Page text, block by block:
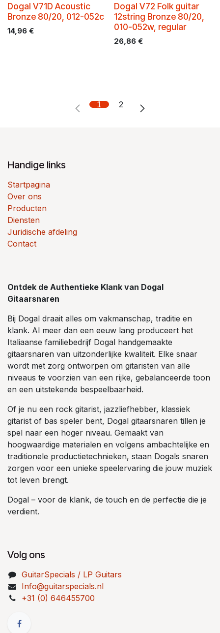
Dogal V71D Acoustic
Bronze 80/20, 012-052c
14,96 €
Dogal V72 Folk guitar
12string Bronze 80/20,
010-052w, regular
26,86€
1 2
Handige links
Startpagina
Over ons
Producten
Diensten
Juridische afdeling
Contact
Ontdek de Authentieke Klank van Dogal
Gitaarsnaren
Bij Dogal draait alles om vakmanschap, traditie en
klank. Al meer dan een eeuw lang produceert het
Italiaanse familiebedrijf Dogal handgemaakte
gitaarsnaren van uitzonderlijke kwaliteit. Elke snaar
wordt met zorg ontworpen om gitaristen van alle
niveaus te voorzien van een rijke, gebalanceerde toon
en een uitstekende bespeelbaarheid.
Of je nu een rock gitarist, jazzliefhebber, klassiek
gitarist of bas speler bent, Dogal gitaarsnaren tillen je
spel naar een hoger niveau. Gemaakt van
hoogwaardige materialen en volgens ambachtelijke en
traditionele productietechnieken, staan Dogals snaren
zorgen voor een unieke speelervaring die jouw muziek
tot leven brengt.
Dogal – voor de klank, de touch en de perfectie die je
verdient.
Volg ons
GuitarSpecials / LP Guitars
Info@guitarspecials.nl
+31 (0) 646455700